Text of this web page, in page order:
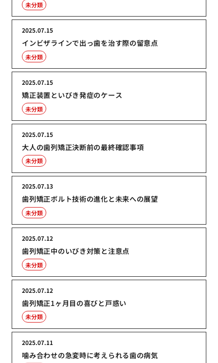
未分類
インビザラインで出っ歯を治す際の留意点
2025.07.15
未分類
矯正装置といびき発症のケース
2025.07.15
未分類
大人の歯列矯正決断前の最終確認事項
2025.07.15
未分類
歯列矯正ボルト技術の進化と未来への展望
2025.07.13
未分類
歯列矯正中のいびき対策と注意点
2025.07.12
未分類
歯列矯正1ヶ月目の喜びと戸惑い
2025.07.12
未分類
噛み合わせの急変時に考えられる歯の病気
2025.07.11